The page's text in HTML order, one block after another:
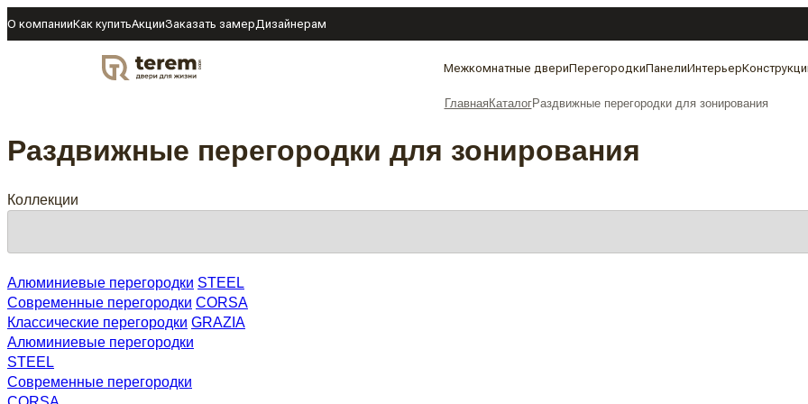
О компанииКак купитьАкцииЗаказать замер Дизайнерам
DOOR Межкомнатные двериПерегородкиПанелиИнтерьер
ГлавнаяКаталогРаздвижные перегородки для зонирования
Раздвижные перегородки для зонирования
Коллекции
Алюминиевые перегородки STEEL
Современные перегородки CORSA
Классические перегородки GRAZIA
Алюминиевые перегородки
STEEL
Современные перегородки